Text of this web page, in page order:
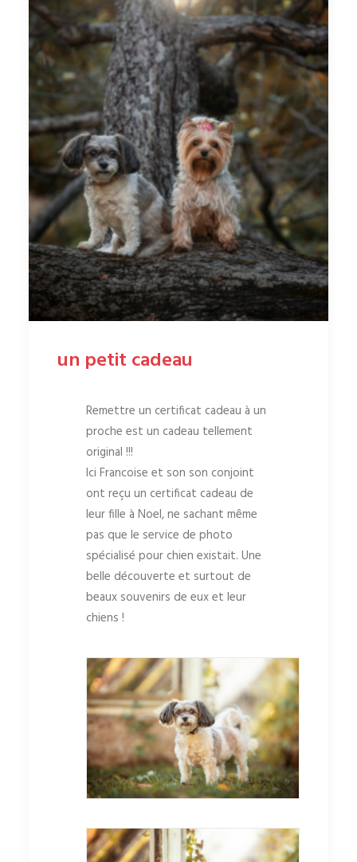
un petit cadeau
Remettre un certificat cadeau à un
proche est un cadeau tellement
original !!!
Ici Francoise et son son conjoint
ont reçu un certificat cadeau de
leur fille à Noel, ne sachant même
pas que le service de photo
spécialisé pour chien existait. Une
belle découverte et surtout de
beaux souvenirs de eux et leur
chiens !